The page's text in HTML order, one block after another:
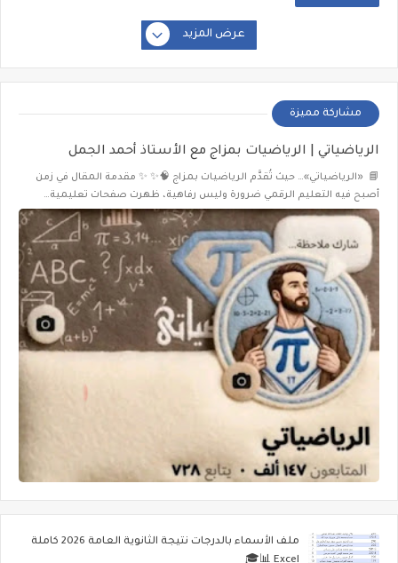
عرض المزيد
مشاركة مميزة
الرياضياتي | الرياضيات بمزاج مع الأستاذ أحمد الجمل
📘 «الرياضياتي»… حيث تُقدَّم الرياضيات بمزاج 🧠✨ ✨ مقدمة المقال في زمن
أصبح فيه التعليم الرقمي ضرورة وليس رفاهية، ظهرت صفحات تعليمية…
ملف الأسماء بالدرجات نتيجة الثانوية العامة 2026 كاملة